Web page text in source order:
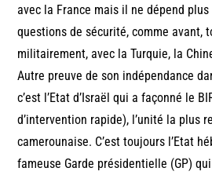
avec la France mais il ne dépend plus
questions de sécurité, comme avant,
militairement, avec la Turquie, la
Autre preuve de son indépendance
c’est l’Etat d’Israël qui a façonné le
d’intervention rapide), l’unité la plus
camerounaise. C’est toujours l’Etat
fameuse Garde présidentielle (GP)